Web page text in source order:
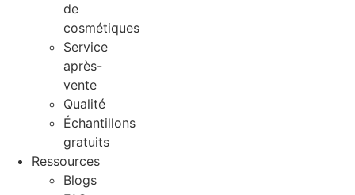
de
cosmétiques
Service
après-
vente
Qualité
Échantillons
gratuits
Ressources
Blogs